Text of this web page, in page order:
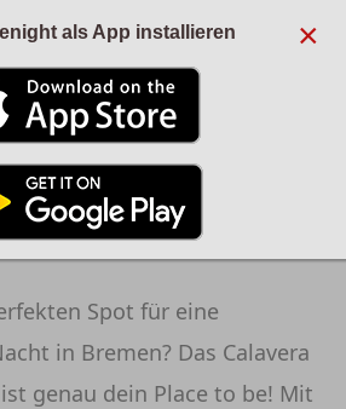
- BREMEN
Spot für eine
in Bremen? Das Calavera
genau dein Place to be! Mit
×
als App installieren